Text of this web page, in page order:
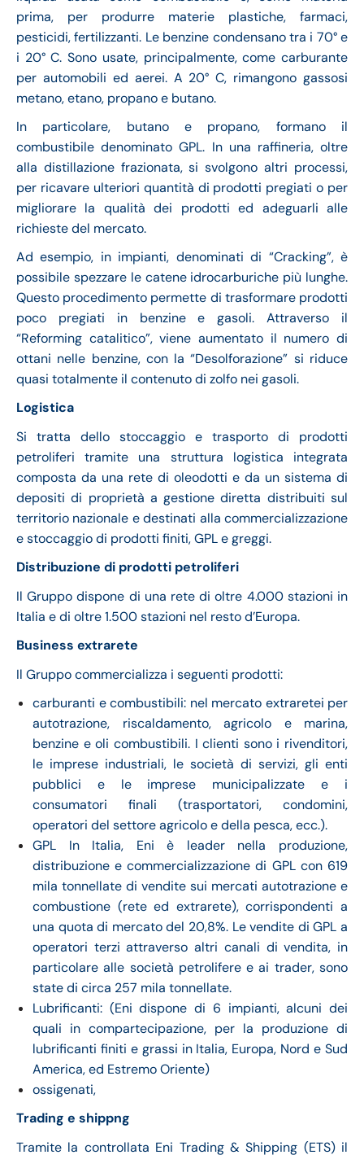
prima, per produrre materie plastiche, farmaci,
pesticidi, fertilizzanti. Le benzine condensano tra i 70° e
i 20° C. Sono usate, principalmente, come carburante
per automobili ed aerei. A 20° C, rimangono gassosi
metano, etano, propano e butano.
In particolare, butano e propano, formano il
combustibile denominato GPL. In una raffineria, oltre
alla distillazione frazionata, si svolgono altri processi,
per ricavare ulteriori quantità di prodotti pregiati o per
migliorare la qualità dei prodotti ed adeguarli alle
richieste del mercato.
Ad esempio, in impianti, denominati di “Cracking”, è
possibile spezzare le catene idrocarburiche più lunghe.
Questo procedimento permette di trasformare prodotti
poco pregiati in benzine e gasoli. Attraverso il
“Reforming catalitico”, viene aumentato il numero di
ottani nelle benzine, con la “Desolforazione” si riduce
quasi totalmente il contenuto di zolfo nei gasoli.
Logistica
Si tratta dello stoccaggio e trasporto di prodotti
petroliferi tramite una struttura logistica integrata
composta da una rete di oleodotti e da un sistema di
depositi di proprietà a gestione diretta distribuiti sul
territorio nazionale e destinati alla commercializzazione
e stoccaggio di prodotti finiti, GPL e greggi.
Distribuzione di prodotti petroliferi
Il Gruppo dispone di una rete di oltre 4.000 stazioni in
Italia e di oltre 1.500 stazioni nel resto d’Europa.
Business extrarete
Il Gruppo commercializza i seguenti prodotti:
carburanti e combustibili: nel mercato extraretei per
autotrazione, riscaldamento, agricolo e marina,
benzine e oli combustibili. I clienti sono i rivenditori,
le imprese industriali, le società di servizi, gli enti
pubblici e le imprese municipalizzate e i
consumatori finali (trasportatori, condomini,
operatori del settore agricolo e della pesca, ecc.).
GPL In Italia, Eni è leader nella produzione,
distribuzione e commercializzazione di GPL con 619
mila tonnellate di vendite sui mercati autotrazione e
combustione (rete ed extrarete), corrispondenti a
una quota di mercato del 20,8%. Le vendite di GPL a
operatori terzi attraverso altri canali di vendita, in
particolare alle società petrolifere e ai trader, sono
state di circa 257 mila tonnellate.
Lubrificanti: (Eni dispone di 6 impianti, alcuni dei
quali in compartecipazione, per la produzione di
lubrificanti finiti e grassi in Italia, Europa, Nord e Sud
America, ed Estremo Oriente)
ossigenati,
Trading e shippng
Tramite la controllata Eni Trading & Shipping (ETS) il